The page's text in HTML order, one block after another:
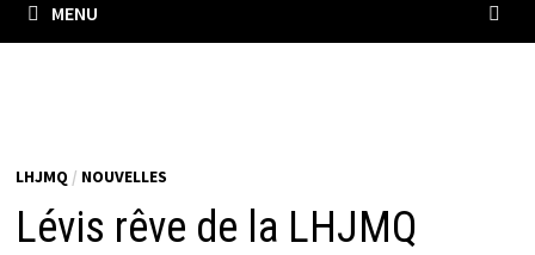
MENU
LHJMQ / NOUVELLES
Lévis rêve de la LHJMQ